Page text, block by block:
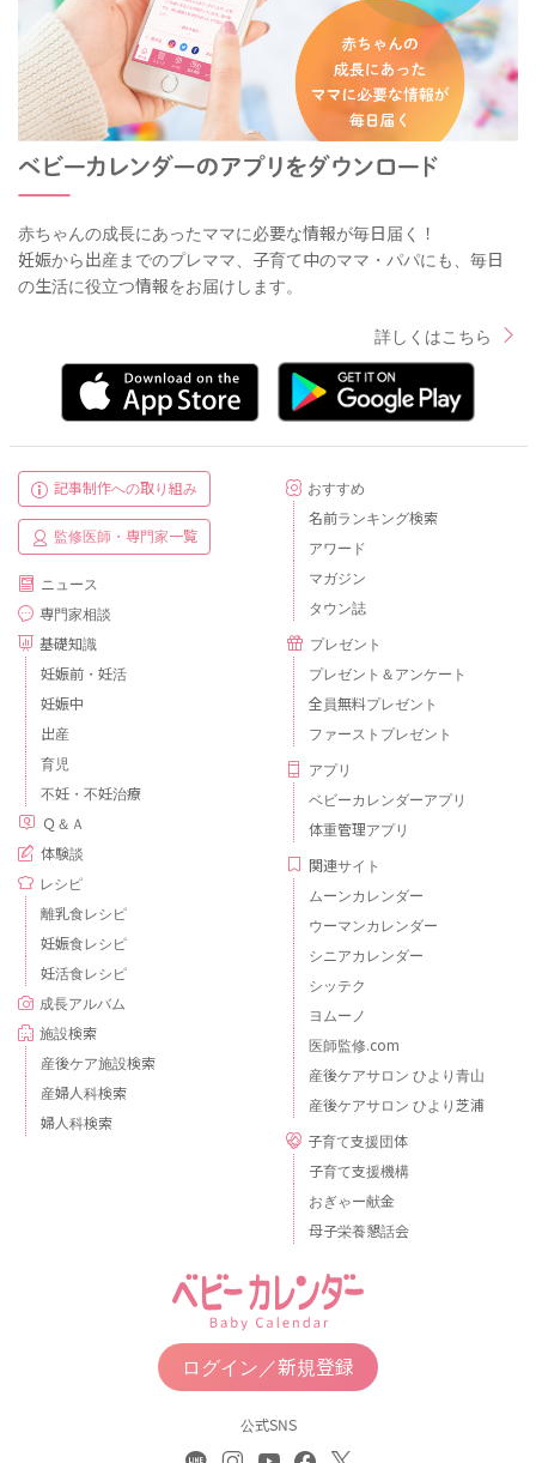
赤ちゃんの成長にあったママに必要な情報が毎日届く！
妊娠から出産までのプレママ、子育て中のママ・パパにも、毎日
の生活に役立つ情報をお届けします。
詳しくはこちら
記事制作への取り組み
監修医師・専門家一覧
ニュース
専門家相談
基礎知識
妊娠前・妊活
妊娠中
出産
育児
不妊・不妊治療
Ｑ＆Ａ
体験談
レシピ
離乳食レシピ
妊娠食レシピ
妊活食レシピ
成長アルバム
施設検索
産後ケア施設検索
産婦人科検索
婦人科検索
おすすめ
名前ランキング検索
アワード
マガジン
タウン誌
プレゼント
プレゼント＆アンケート
全員無料プレゼント
ファーストプレゼント
アプリ
ベビーカレンダーアプリ
体重管理アプリ
関連サイト
ムーンカレンダー
ウーマンカレンダー
シニアカレンダー
シッテク
ヨムーノ
医師監修.com
産後ケアサロン ひより青山
産後ケアサロン ひより芝浦
子育て支援団体
子育て支援機構
おぎゃー献金
母子栄養懇話会
ログイン／新規登録
公式SNS